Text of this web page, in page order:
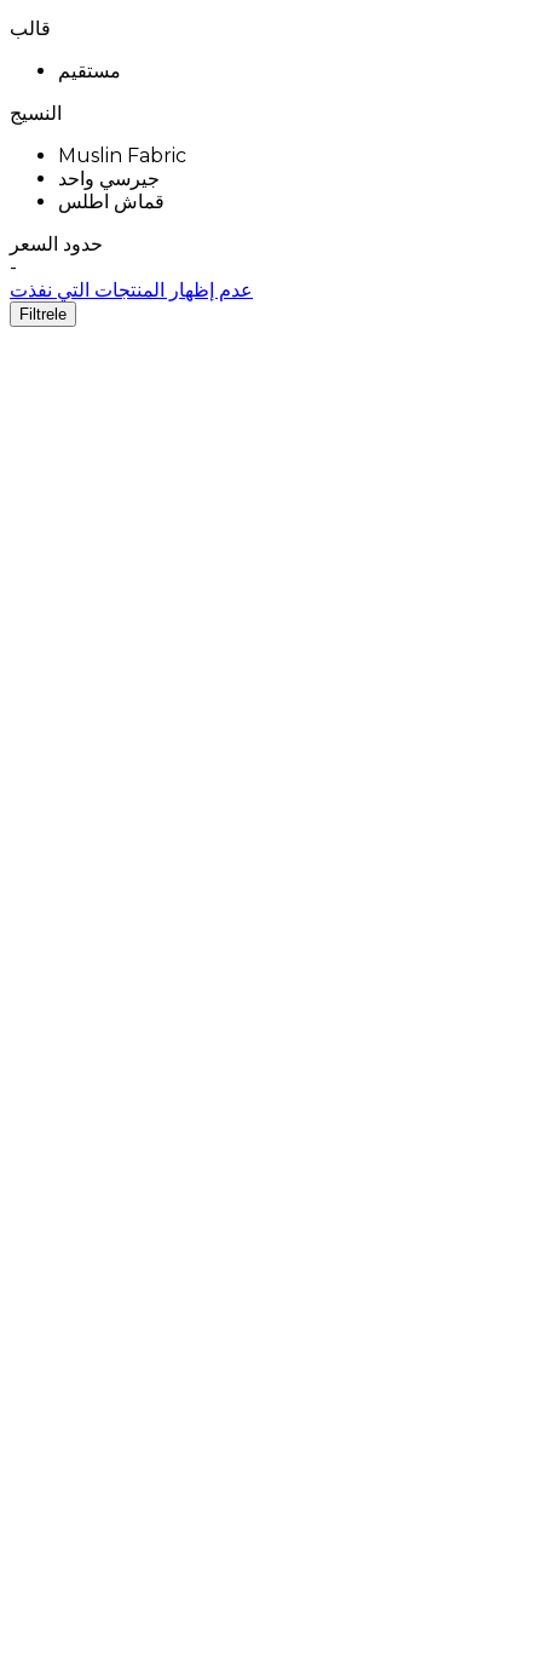
قالب
مستقيم
النسيج
Muslin Fabric
جيرسي واحد
قماش اطلس
حدود السعر
-
عدم إظهار المنتجات التي نفذت
Filtrele